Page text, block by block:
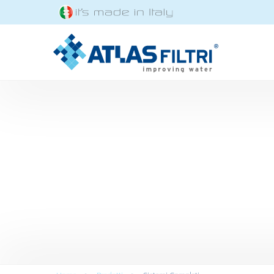
Salta al contenuto principale